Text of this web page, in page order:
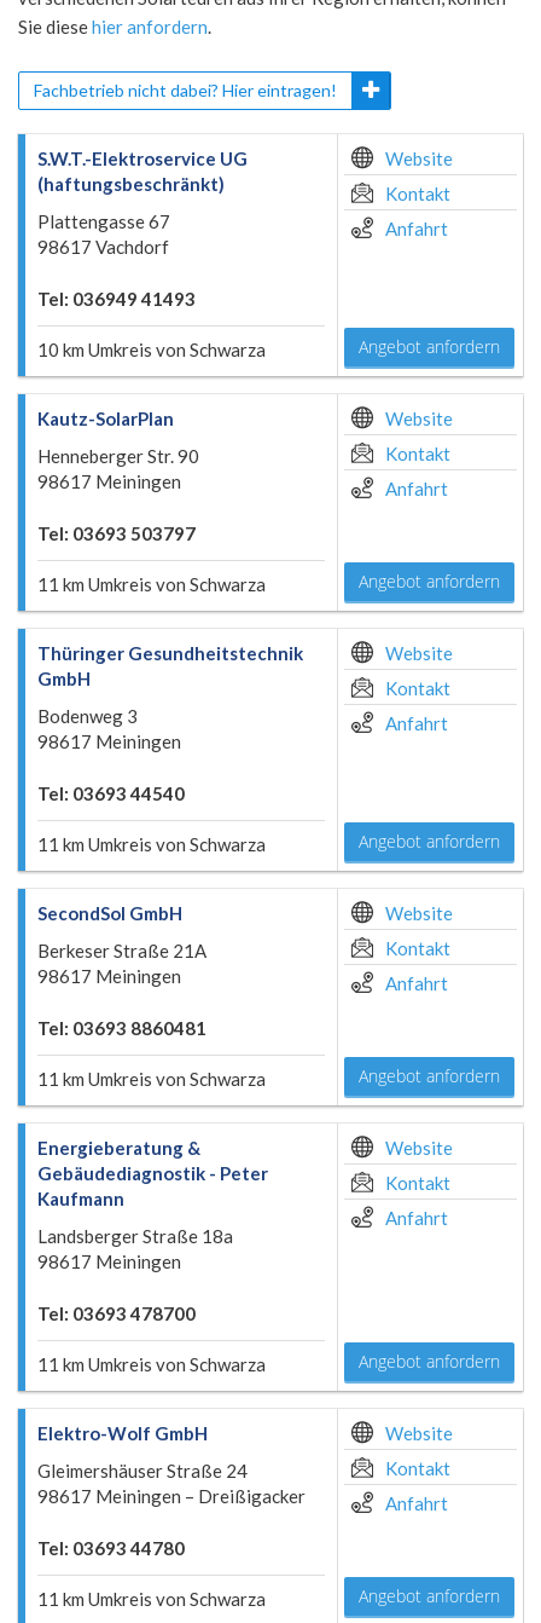
Sie diesehier anfordern.
Fachbetrieb nicht dabei? Hier eintragen!
S.W.T.-Elektroservice UG
(haftungsbeschränkt)
Plattengasse 67
98617 Vachdorf
Tel: 036949 41493
10 km Umkreis von Schwarza
Website
Kontakt
Anfahrt
Angebot anfordern
Kautz-SolarPlan
Henneberger Str. 90
98617 Meiningen
Tel: 03693 503797
11 km Umkreis von Schwarza
Website
Kontakt
Anfahrt
Angebot anfordern
Thüringer Gesundheitstechnik
GmbH
Bodenweg 3
98617 Meiningen
Tel: 03693 44540
11 km Umkreis von Schwarza
Website
Kontakt
Anfahrt
Angebot anfordern
SecondSol GmbH
Berkeser Straße 21A
98617 Meiningen
Tel: 03693 8860481
11 km Umkreis von Schwarza
Website
Kontakt
Anfahrt
Angebot anfordern
Energieberatung &
Gebäudediagnostik - Peter
Kaufmann
Landsberger Straße 18a
98617 Meiningen
Tel: 03693 478700
11 km Umkreis von Schwarza
Website
Kontakt
Anfahrt
Angebot anfordern
Elektro-Wolf GmbH
Gleimershäuser Straße 24
98617 Meiningen – Dreißigacker
Tel: 03693 44780
11 km Umkreis von Schwarza
Website
Kontakt
Anfahrt
Angebot anfordern